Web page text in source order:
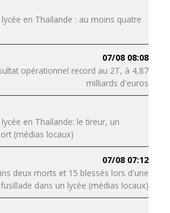
en Thaïlande : au moins quatre
07/08 08:08
opérationnel record au 2T, à 4,87
milliards d'euros
en Thaïlande: le tireur, un
(médias locaux)
07/08 07:12
deux morts et 15 blessés lors d'une
fusillade dans un lycée (médias locaux)